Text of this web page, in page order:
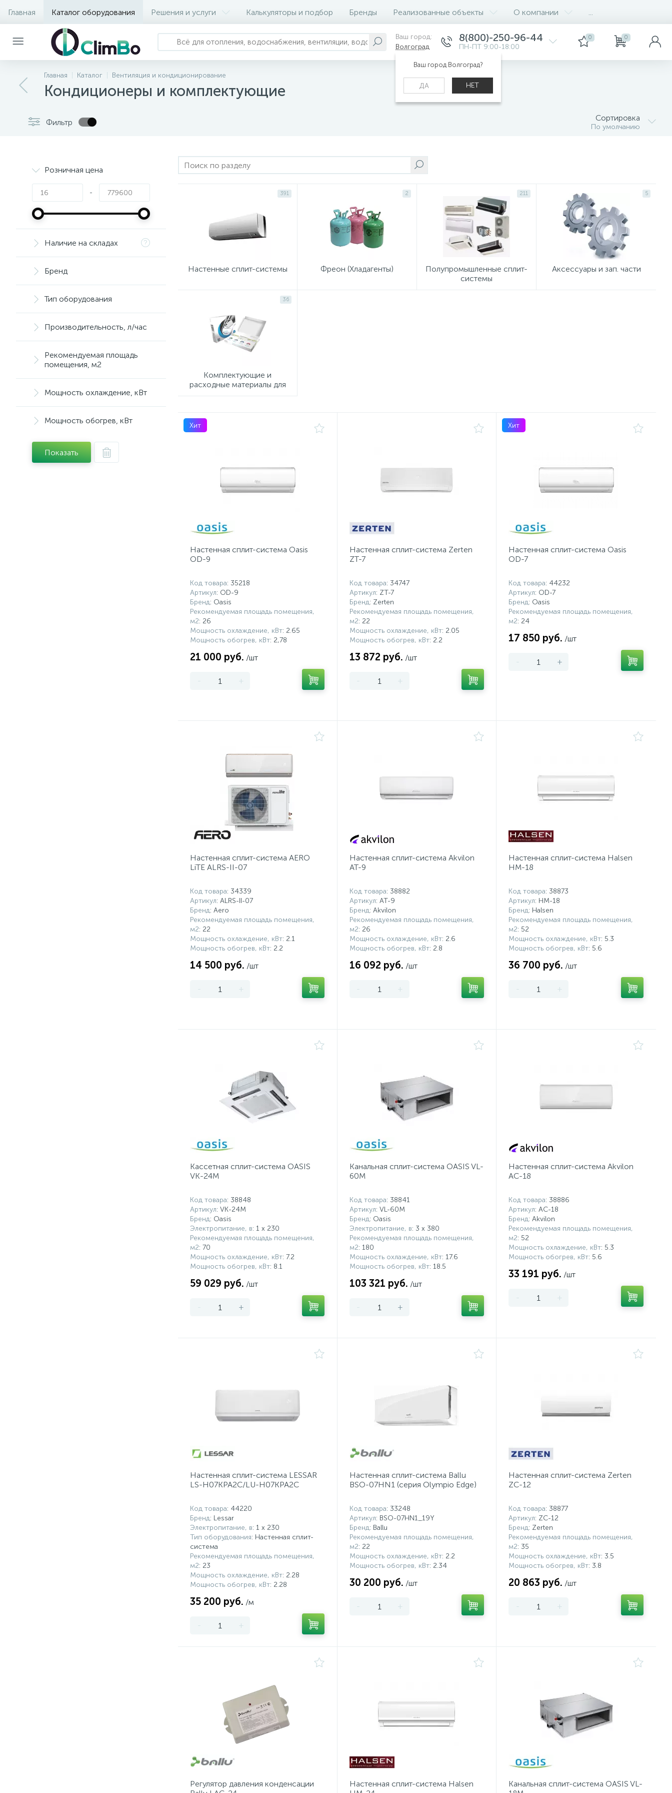
Главная Каталог оборудования Решения и услуги Калькуляторы и подбор Бренды Реализованные объекты О компании
Ваш город:
Волгоград
Ваш город Волгоград?
ДА НЕТ
8(800)-250-96-44
ПН-ПТ 9:00-18:00
0 0
Главная Каталог Вентиляция и кондиционирование
Кондиционеры и комплектующие
Фильтр Сортировка
По умолчанию
Розничная цена
-
Наличие на складах
Бренд
Тип оборудования
Производительность, л/час
Рекомендуемая площадь
помещения, м2
Мощность охлаждение, кВт
Мощность обогрев, кВт
Показать
391
Настенные сплит-системы
2
Фреон (Хладагенты)
211
Полупромышленные сплит-
системы
5
Аксессуары и зап. части
36
Комплектующие и
расходные материалы для
Хит
Настенная сплит-система Oasis
OD-9
Код товара: 35218
Артикул: OD-9
Бренд: Oasis
Рекомендуемая площадь помещения,
м2: 26
Мощность охлаждение, кВт: 2.65
Мощность обогрев, кВт: 2,78
21 000 руб. /шт
- +
Настенная сплит-система Zerten
ZT-7
Код товара: 34747
Артикул: ZT-7
Бренд: Zerten
Рекомендуемая площадь помещения,
м2: 22
Мощность охлаждение, кВт: 2.05
Мощность обогрев, кВт: 2.2
13 872 руб. /шт
- +
Хит
Настенная сплит-система Oasis
OD-7
Код товара: 44232
Артикул: OD-7
Бренд: Oasis
Рекомендуемая площадь помещения,
м2: 24
17 850 руб. /шт
- +
Настенная сплит-система AERO
LiTE ALRS-II-07
Код товара: 34339
Артикул: ALRS-II-07
Бренд: Aero
Рекомендуемая площадь помещения,
м2: 22
Мощность охлаждение, кВт: 2.1
Мощность обогрев, кВт: 2.2
14 500 руб. /шт
- +
Настенная сплит-система Akvilon
AT-9
Код товара: 38882
Артикул: AT-9
Бренд: Akvilon
Рекомендуемая площадь помещения,
м2: 26
Мощность охлаждение, кВт: 2.6
Мощность обогрев, кВт: 2.8
16 092 руб. /шт
- +
Настенная сплит-система Halsen
HM-18
Код товара: 38873
Артикул: HM-18
Бренд: Halsen
Рекомендуемая площадь помещения,
м2: 52
Мощность охлаждение, кВт: 5.3
Мощность обогрев, кВт: 5.6
36 700 руб. /шт
- +
Кассетная сплит-система OASIS
VK-24M
Код товара: 38848
Артикул: VK-24M
Бренд: Oasis
Электропитание, в: 1 x 230
Рекомендуемая площадь помещения,
м2: 70
Мощность охлаждение, кВт: 7.2
Мощность обогрев, кВт: 8.1
59 029 руб. /шт
- +
Канальная сплит-система OASIS VL-
60M
Код товара: 38841
Артикул: VL-60M
Бренд: Oasis
Электропитание, в: 3 х 380
Рекомендуемая площадь помещения,
м2: 180
Мощность охлаждение, кВт: 17.6
Мощность обогрев, кВт: 18.5
103 321 руб. /шт
- +
Настенная сплит-система Akvilon
AC-18
Код товара: 38886
Артикул: AC-18
Бренд: Akvilon
Рекомендуемая площадь помещения,
м2: 52
Мощность охлаждение, кВт: 5.3
Мощность обогрев, кВт: 5.6
33 191 руб. /шт
- +
Настенная сплит-система LESSAR
LS-H07KPA2C/LU-H07KPA2C
Код товара: 44220
Бренд: Lessar
Электропитание, в: 1 x 230
Тип оборудования: Настенная сплит-
система
Рекомендуемая площадь помещения,
м2: 23
Мощность охлаждение, кВт: 2.28
Мощность обогрев, кВт: 2.28
35 200 руб. /м
- +
Настенная сплит-система Ballu
BSO-07HN1 (серия Olympio Edge)
Код товара: 33248
Артикул: BSO-07HN1_19Y
Бренд: Ballu
Рекомендуемая площадь помещения,
м2: 22
Мощность охлаждение, кВт: 2.2
Мощность обогрев, кВт: 2.34
30 200 руб. /шт
- +
Настенная сплит-система Zerten
ZC-12
Код товара: 38877
Артикул: ZC-12
Бренд: Zerten
Рекомендуемая площадь помещения,
м2: 35
Мощность охлаждение, кВт: 3.5
Мощность обогрев, кВт: 3.8
20 863 руб. /шт
- +
Регулятор давления конденсации
Настенная сплит-система Halsen
Канальная сплит-система OASIS VL-